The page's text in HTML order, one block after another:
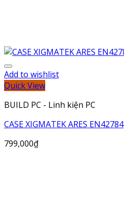
Add to wishlist
Quick View
BUILD PC - Linh kiện PC
CASE XIGMATEK ARES EN42784
799,000₫